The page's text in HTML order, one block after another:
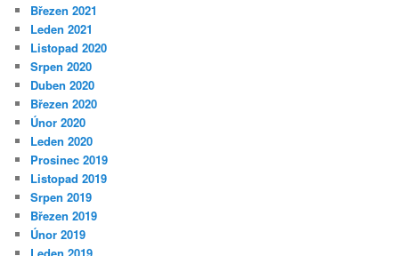
Březen 2021
Leden 2021
Listopad 2020
Srpen 2020
Duben 2020
Březen 2020
Únor 2020
Leden 2020
Prosinec 2019
Listopad 2019
Srpen 2019
Březen 2019
Únor 2019